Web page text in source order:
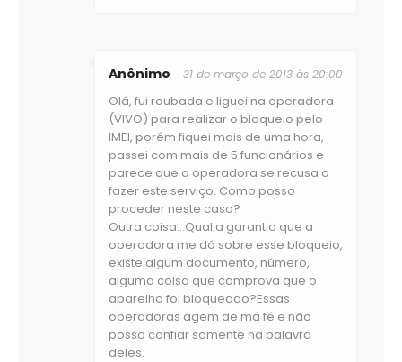
Anônimo 31 de março de 2013 às 20:00
Olá, fui roubada e liguei na operadora
(VIVO) para realizar o bloqueio pelo
IMEI, porém fiquei mais de uma hora,
passei com mais de 5 funcionários e
parece que a operadora se recusa a
fazer este serviço. Como posso
proceder neste caso?
Outra coisa...Qual a garantia que a
operadora me dá sobre esse bloqueio,
existe algum documento, número,
alguma coisa que comprova que o
aparelho foi bloqueado?Essas
operadoras agem de má fé e não
posso confiar somente na palavra
deles.